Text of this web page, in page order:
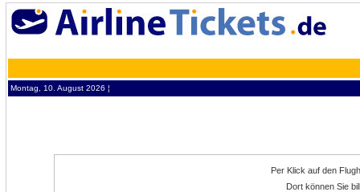
Montag, 10. August 2026 ¦
Per Klick auf den
Dort können Sie